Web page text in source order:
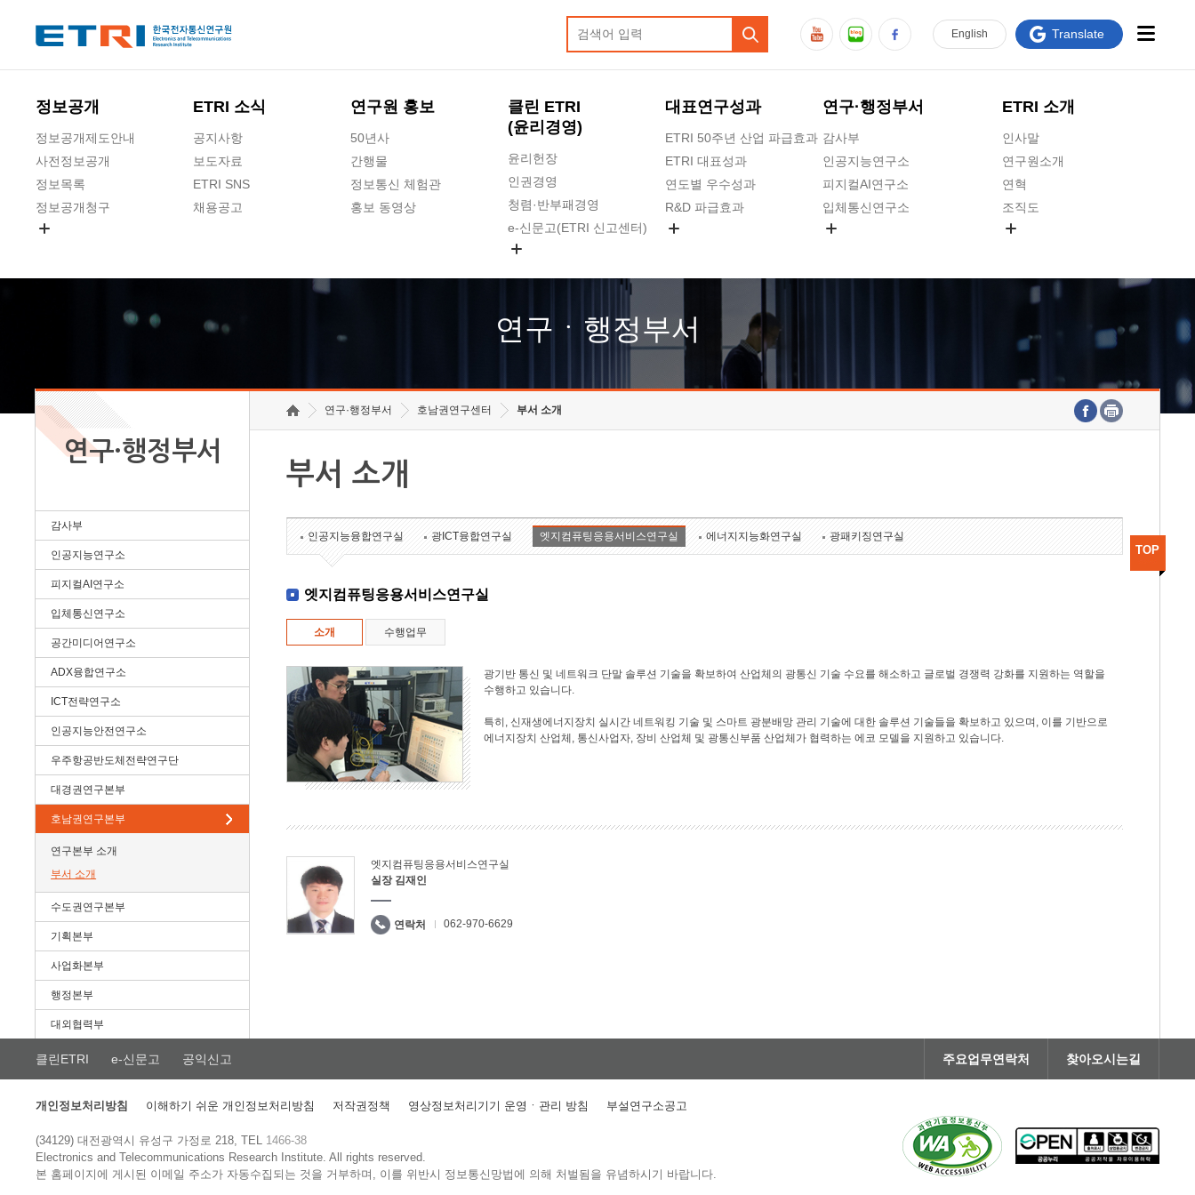
정보공개
정보공개제도안내
사전정보공개
정보목록
정보공개청구
ETRI 소식
공지사항
보도자료
ETRI SNS
채용공고
연구원 홍보
50년사
간행물
정보통신 체험관
홍보 동영상
클린 ETRI
(윤리경영)
윤리헌장
인권경영
청렴·반부패경영
e-신문고(ETRI 신고센터)
고객의소리
수의계약 현황
대표연구성과
ETRI 50주년 산업 파급효과
ETRI 대표성과
연도별 우수성과
R&D 파급효과
연구·행정부서
감사부
인공지능연구소
피지컬AI연구소
입체통신연구소
호남권연구본부
기획본부
ETRI 소개
인사말
연구원소개
연혁
조직도
연구원 고객헌장
주요업무연락처
English Translate
연구ㆍ행정부서
연구·행정부서
감사부
인공지능연구소
피지컬AI연구소
입체통신연구소
공간미디어연구소
ADX융합연구소
ICT전략연구소
인공지능안전연구소
우주항공반도체전략연구단
대경권연구본부
호남권연구본부
연구본부 소개
부서 소개
수도권연구본부
기획본부
사업화본부
행정본부
대외협력부
연구·행정부서 호남권연구센터 부서 소개
부서 소개
인공지능융합연구실 광ICT융합연구실 엣지컴퓨팅응용서비스연구실 에너지지능화연구실 광패키징연구실
엣지컴퓨팅응용서비스연구실
소개 수행업무
광기반 통신 및 네트워크 단말 솔루션 기술을 확보하여 산업체의 광통신 기술 수요를 해소하고 글로벌 경쟁력 강화를 지원하는 역할을
수행하고 있습니다.
특히, 신재생에너지장치 실시간 네트워킹 기술 및 스마트 광분배망 관리 기술에 대한 솔루션 기술들을 확보하고 있으며, 이를 기반으로
에너지장치 산업체, 통신사업자, 장비 산업체 및 광통신부품 산업체가 협력하는 에코 모델을 지원하고 있습니다.
엣지컴퓨팅응용서비스연구실
실장 김재인
연락처 062-970-6629
TOP
클린ETRI e-신문고 공익신고 주요업무연락처 찾아오시는길
개인정보처리방침 이해하기 쉬운 개인정보처리방침 저작권정책 영상정보처리기기 운영ㆍ관리 방침 부설연구소공고
(34129) 대전광역시 유성구 가정로 218, TEL 1466-38
Electronics and Telecommunications Research Institute.All rights reserved.
본 홈페이지에 게시된 이메일 주소가 자동수집되는 것을 거부하며, 이를 위반시 정보통신망법에 의해 처벌됨을 유념하시기 바랍니다.